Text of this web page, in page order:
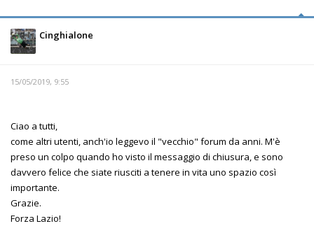
Cinghialone
15/05/2019, 9:55
Ciao a tutti,
come altri utenti, anch'io leggevo il "vecchio" forum da anni. M'è
preso un colpo quando ho visto il messaggio di chiusura, e sono
davvero felice che siate riusciti a tenere in vita uno spazio così
importante.
Grazie.
Forza Lazio!